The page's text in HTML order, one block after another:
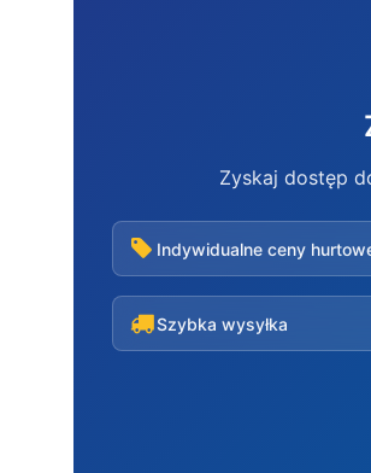
Zyskaj dostęp
Indywidualne ceny
Szybka wysyłka